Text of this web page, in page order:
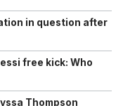
in question after
free kick: Who
Thompson